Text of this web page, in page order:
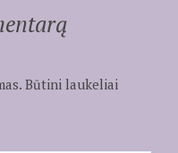
Būtini laukeliai